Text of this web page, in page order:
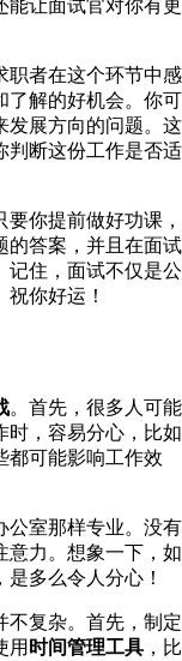
能让面试官对你有更
职者在这个环节中感
了解的好机会。你可
发展方向的问题。这
判断这份工作是否适
你提前做好功课，
的答案，并且在面试
记住，面试不仅是公
你好运！
。首先，很多人可能
时，容易分心，比如
都可能影响工作效
公室那样专业。没有
意力。想象一下，如
多么令人分心！
不复杂。首先，制定
用 时间管理工具 ，比